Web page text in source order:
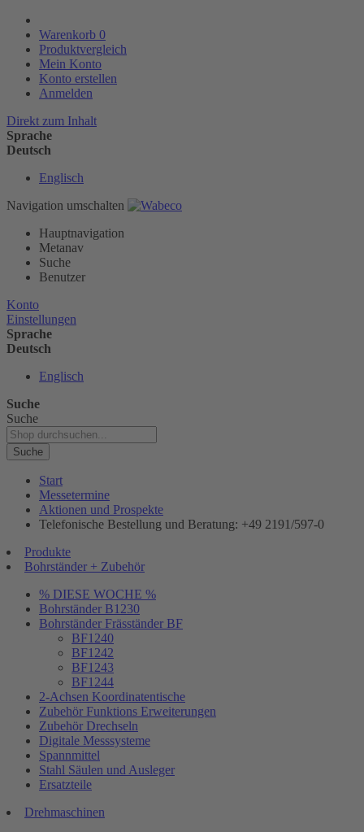
Warenkorb 0
Produktvergleich
Mein Konto
Konto erstellen
Anmelden
Direkt zum Inhalt
Sprache
Deutsch
Englisch
Navigation umschalten
Hauptnavigation
Metanav
Suche
Benutzer
Konto
Einstellungen
Sprache
Deutsch
Englisch
Suche
Suche
Suche
Start
Messetermine
Aktionen und Prospekte
Telefonische Bestellung und Beratung: +49 2191/597-0
Produkte
Bohrständer + Zubehör
% DIESE WOCHE %
Bohrständer B1230
Bohrständer Fräsständer BF
BF1240
BF1242
BF1243
BF1244
2-Achsen Koordinatentische
Zubehör Funktions Erweiterungen
Zubehör Drechseln
Digitale Messsysteme
Spannmittel
Stahl Säulen und Ausleger
Ersatzteile
Drehmaschinen